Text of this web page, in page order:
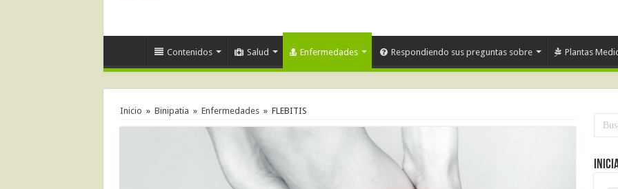
Contenidos Salud Enfermedades Respondiendo sus preguntas sobre Plantas
Inicio » Binipatia » Enfermedades » FLEBITIS